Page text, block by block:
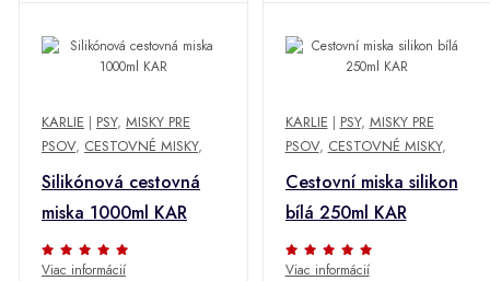
KARLIE | PSY, MISKY PRE
PSOV, CESTOVNÉ MISKY,
Silikónová cestovná
miska 1000ml KAR
Viac informácií
KARLIE | PSY, MISKY PRE
PSOV, CESTOVNÉ MISKY,
Cestovní miska silikon
bílá 250ml KAR
Viac informácií